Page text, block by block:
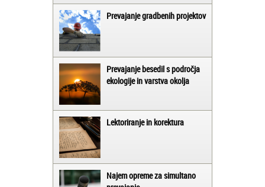
Prevajanje gradbenih projektov
Prevajanje besedil s področja
ekologije in varstva okolja
Lektoriranje in korektura
Najem opreme za simultano